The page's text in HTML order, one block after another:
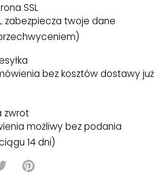
SSL
zabezpiecza twoje dane
bez kosztów dostawy już
zwrot
możliwy bez podania
14 dni)